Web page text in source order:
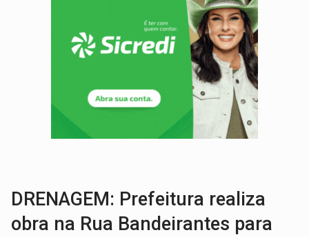
Colisão entre caminhão e carro deixa quatro mortos e um em
ENCONTRO:Amazônia Negra ganha projeção nacional com participação de
Porto Velho tem chances de chuvas isoladas nesta
SINDICATOS UNIDOS: Assembleia Geral delibera greve da educação
PROCESSO SELETIVO: Rondoniaovivo abre oficina de Comunicação com
DRENAGEM: Prefeitura realiza
obra na Rua Bandeirantes para